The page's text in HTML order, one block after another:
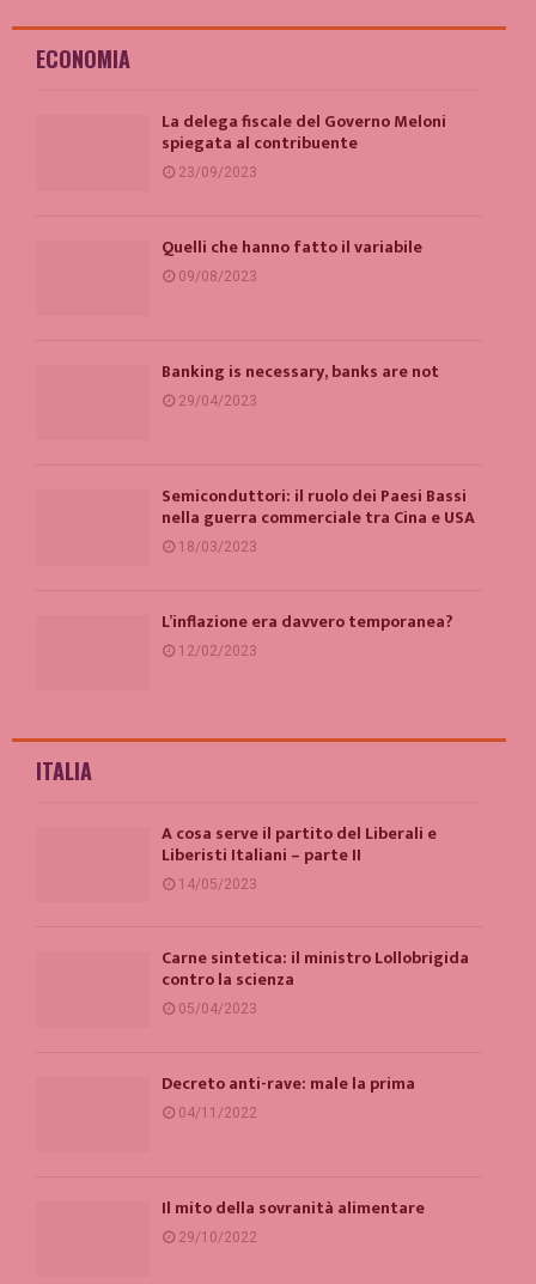
ECONOMIA
La delega fiscale del Governo Meloni
spiegata al contribuente
23/09/2023
Quelli che hanno fatto il variabile
09/08/2023
Banking is necessary, banks are not
29/04/2023
Semiconduttori: il ruolo dei Paesi Bassi
nella guerra commerciale tra Cina e USA
18/03/2023
L’inflazione era davvero temporanea?
12/02/2023
ITALIA
A cosa serve il partito del Liberali e
Liberisti Italiani – parte II
14/05/2023
Carne sintetica: il ministro Lollobrigida
contro la scienza
05/04/2023
Decreto anti-rave: male la prima
04/11/2022
Il mito della sovranità alimentare
29/10/2022